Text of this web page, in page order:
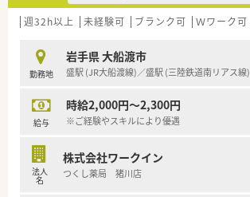
週32h以上 未経験可 ブランク可 Ｗワーク可
勤務地
岩手県 大船渡市
盛駅 (JR大船渡線)／盛駅 (三陸鉄道南リアス線)
給与
時給2,000円～2,300円
※ご経験やスキルにより優遇
法人
名
株式会社ワークイン
つくし薬局 猪川店